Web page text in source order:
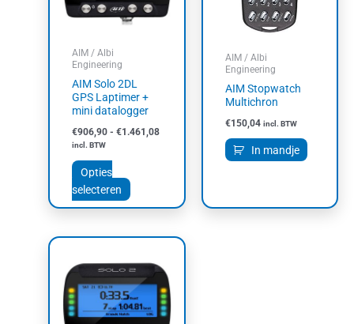
AIM / Albi
Engineering
AIM Solo 2DL
GPS Laptimer +
mini datalogger
€906,90 - €1.461,08
incl. BTW
Opties
selecteren
Deze
optie
worden
op
de
productpagina
AIM / Albi
Engineering
AIM Stopwatch
Multichron
€150,04 incl. BTW
In mandje
Prijsklasse:
tot
€1.461,08
product
heeft
meerdere
variaties.